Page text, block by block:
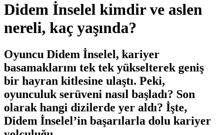
Didem İnselel kimdir ve aslen
nereli, kaç yaşında?
Oyuncu Didem İnselel, kariyer
basamaklarını tek tek yükselterek geniş
bir hayran kitlesine ulaştı. Peki,
oyunculuk serüveni nasıl başladı? Son
olarak hangi dizilerde yer aldı? İşte,
Didem İnselel’in başarılarla dolu kariyer